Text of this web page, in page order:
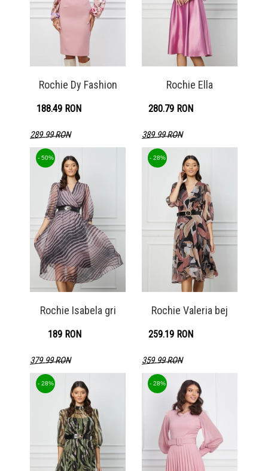
Rochie Dy Fashion
188.49 RON
289.99 RON
Detaliu produs
Rochie Ella
280.79 RON
389.99 RON
Detaliu produs
Rochie Isabela gri
- 50%
189 RON
379.99 RON
Detaliu produs
Rochie Valeria bej
- 28%
259.19 RON
359.99 RON
Detaliu produs
- 28% - 28%